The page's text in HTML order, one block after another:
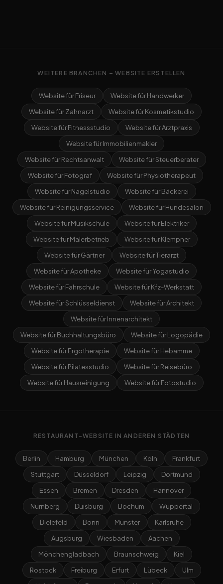
WEITERE BRANCHEN – WEBSITE ERSTELLEN
Website für Friseur
Website für Handwerker
Website für Zahnarzt
Website für Kosmetikstudio
Website für Fitnessstudio
Website für Arztpraxis
Website für Immobilienmakler
Website für Rechtsanwalt
Website für Steuerberater
Website für Fotograf
Website für Physiotherapeut
Website für Nagelstudio
Website für Bäckerei
Website für Reinigungsservice
Website für Hundesalon
Website für Musikschule
Website für Elektriker
Website für Malerbetrieb
Website für Klempner
Website für Gärtner
Website für Tierarzt
Website für Apotheke
Website für Yogastudio
Website für Fahrschule
Website für Kfz-Werkstatt
Website für Schlüsseldienst
Website für Architekt
Website für Innenarchitekt
Website für Buchhaltungsbüro
Website für Logopädie
Website für Ergotherapie
Website für Hebamme
Website für Pilatesstudio
Website für Reisebüro
Website für Hausreinigung
Website für Fotostudio
RESTAURANT-WEBSITE IN ANDEREN STÄDTEN
Berlin Hamburg München Köln
Frankfurt
Stuttgart
Düsseldorf Leipzig
Dortmund
Essen
Bremen Dresden
Hannover
Nürnberg
Duisburg Bochum
Wuppertal
Bielefeld
Bonn Münster
Karlsruhe
Augsburg
Wiesbaden
Aachen
Mönchengladbach
Braunschweig
Kiel
Rostock
Freiburg Erfurt Lübeck
Ulm